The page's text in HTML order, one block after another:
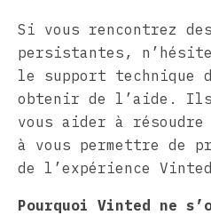
Si vous rencontrez
persistantes,
le support technique
obtenir de l’aide. Ils
vous aider à
à vous permettre de
de l’expérience
Pourquoi Vinted ne